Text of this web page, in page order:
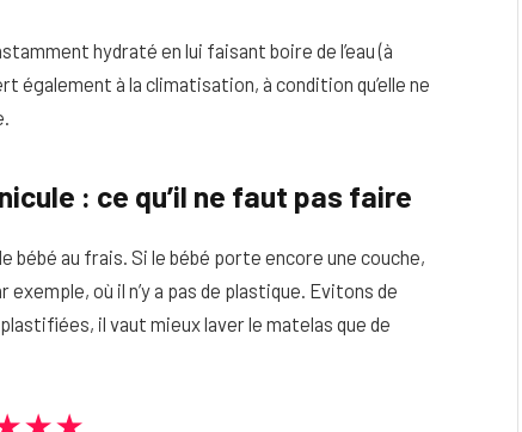
hydraté en lui faisant boire de l’eau (à
à la climatisation, à condition qu’elle ne
: ce qu’il ne faut pas faire
bébé au frais. Si le bébé porte encore une couche,
où il n’y a pas de plastique. Evitons de
il vaut mieux laver le matelas que de